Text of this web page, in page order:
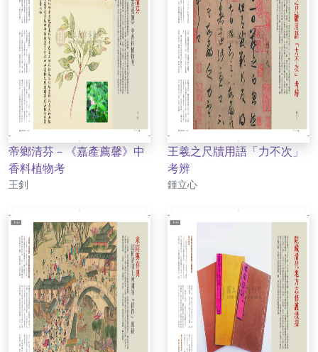
帝鄉清芬－《嘉產薦馨》中
香料植物考
作者
王釗
王羲之尺牘用語「力不次」
考辨
作者
鍾立心